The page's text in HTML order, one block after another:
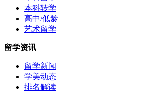
本科转学
高中/低龄
艺术留学
留学资讯
留学新闻
学美动态
排名解读